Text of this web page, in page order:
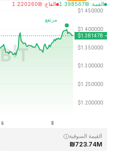
القمة:
₪
1.398567 القاع:
₪
1.220260
آخر تحديث: 2026-08-08، 19:55 GMT+0
القيمة السوقية
₪723.74M